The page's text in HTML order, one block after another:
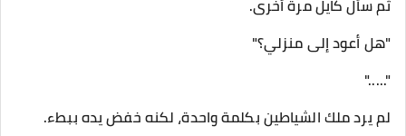
ثم سأل كايل مرة أخرى.
"هل أعود إلى منزلي؟"
"....."
لم يرد ملك الشياطين بكلمة واحدة، لكنه خفض يده ببطء.